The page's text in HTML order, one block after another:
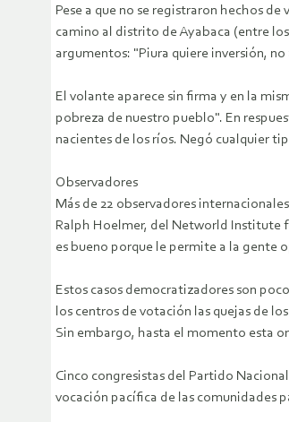
Pese a que no se registraron hechos
camino al distrito de Ayabaca (entre
argumentos: "Piura quiere inversión,
El volante aparece sin firma y en la
pobreza de nuestro pueblo". En
nacientes de los ríos. Negó cualquier
Observadores
Más de 22 observadores
Ralph Hoelmer, del Networld Institute
es bueno porque le permite a la gente
Estos casos democratizadores son
los centros de votación las quejas de
Sin embargo, hasta el momento esta
Cinco congresistas del Partido
vocación pacífica de las comunidades